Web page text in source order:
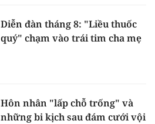
Diễn đàn tháng 8: "Liều thuốc
quý" chạm vào trái tim cha mẹ
Hôn nhân "lấp chỗ trống" và
những bi kịch sau đám cưới vội